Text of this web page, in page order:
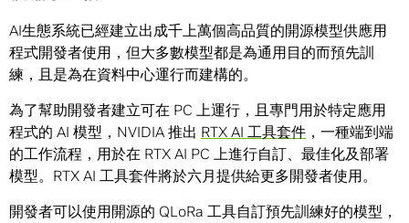
AI生態系統已經建立出成千上萬個高品質的開源模型供應用
程式開發者使用，但大多數模型都是為通用目的而預先訓
練，且是為在資料中心運行而建構的。
為了幫助開發者建立可在 PC 上運行，且專門用於特定應用
程式的 AI 模型， NVIDIA 推出 RTX AI 工具套件 ， 一種端到端
的工作流程，用於在 RTX AI PC 上進行自訂、最佳化及部署
模型。 RTX AI 工具套件將於六月提供給更多開發者使用。
開發者可以使用開源的 QLoRa 工具自訂預先訓練好的模型，